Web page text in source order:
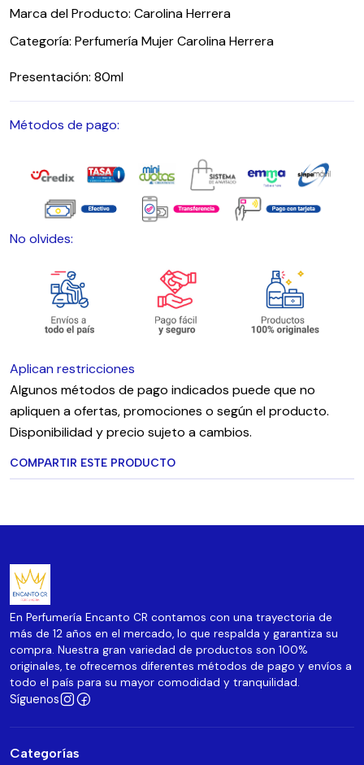
Marca del Producto: Carolina Herrera
Categoría: Perfumería Mujer Carolina Herrera
Presentación: 80ml
Métodos de pago:
No olvides:
Aplican restricciones
Algunos métodos de pago indicados puede que no
apliquen a ofertas, promociones o según el producto.
Disponibilidad y precio sujeto a cambios.
COMPARTIR ESTE PRODUCTO
En Perfumería Encanto CR contamos con una trayectoria de
más de 12 años en el mercado, lo que respalda y garantiza su
compra. Nuestra gran variedad de productos son 100%
originales, te ofrecemos diferentes métodos de pago y envíos a
todo el país para su mayor comodidad y tranquilidad.
Síguenos
Categorías